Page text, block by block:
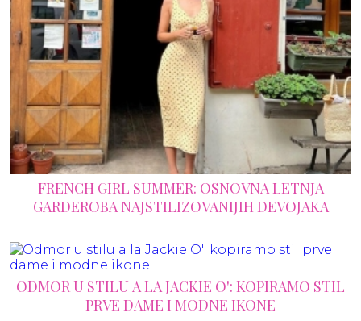
FRENCH GIRL SUMMER: OSNOVNA LETNJA
GARDEROBA NAJSTILIZOVANIJIH DEVOJAKA
ODMOR U STILU A LA JACKIE O': KOPIRAMO STIL
PRVE DAME I MODNE IKONE